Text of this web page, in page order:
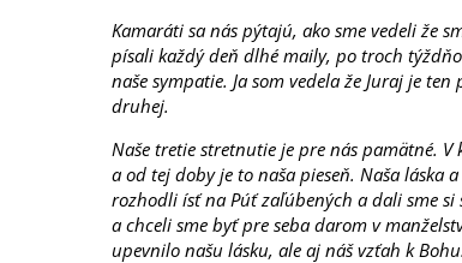
Kamaráti sa nás pýtajú, ako sme vedeli že
písali každý deň dlhé maily, po troch
naše sympatie. Ja som vedela že Juraj je
druhej.
Naše tretie stretnutie je pre nás pamätné.
a od tej doby je to naša pieseň. Naša láska
rozhodli ísť na Púť zaľúbených a dali sme
a chceli sme byť pre seba darom v
upevnilo našu lásku, ale aj náš vzťah k Bohu.